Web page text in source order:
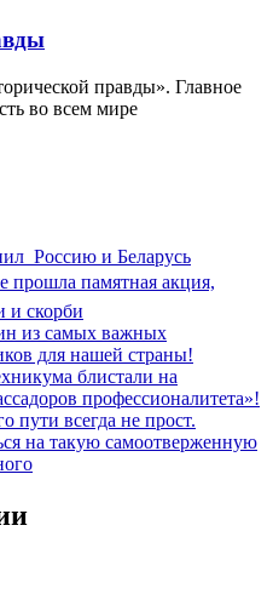
правды». Главное
во всем мире
Россию и Беларусь
памятная акция,
и скорби
из самых важных
для нашей страны!
блистали на
профессионалитета»!
пути всегда не прост.
на такую самоотверженную